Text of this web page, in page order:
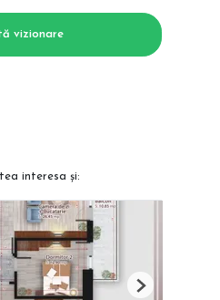
vizionare
interesa și:
Next